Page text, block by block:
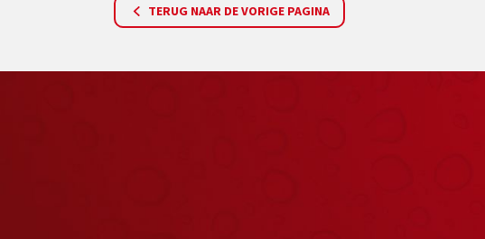
TERUG NAAR DE VORIGE PAGINA